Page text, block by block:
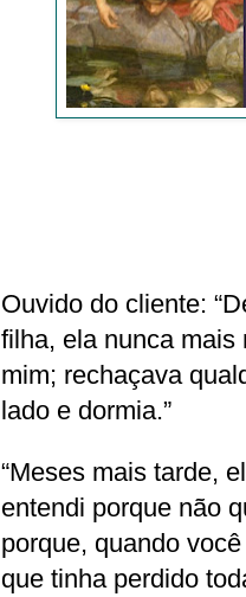
Ouvido do cliente:
filha, ela nunca mais
mim; rechaçava
lado e dormia.”
“Meses mais tarde,
entendi porque não
porque, quando
que tinha perdido